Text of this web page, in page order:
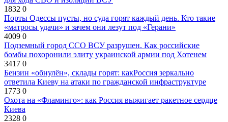
1832 0
Порты Одессы пусты, но суда горят каждый день. Кто такие
«матросы удачи» и зачем они лезут под «Герани»
4009 0
Подземный город ССО ВСУ разрушен. Как российские
бомбы похоронили элиту украинской армии под Хотенем
3417 0
Бензин «обнулён», склады горят: какРоссия зеркально
ответила Киеву на атаки по гражданской инфраструктуре
1773 0
Охота на «Фламинго»: как Россия выжигает ракетное сердце
Киева
2328 0